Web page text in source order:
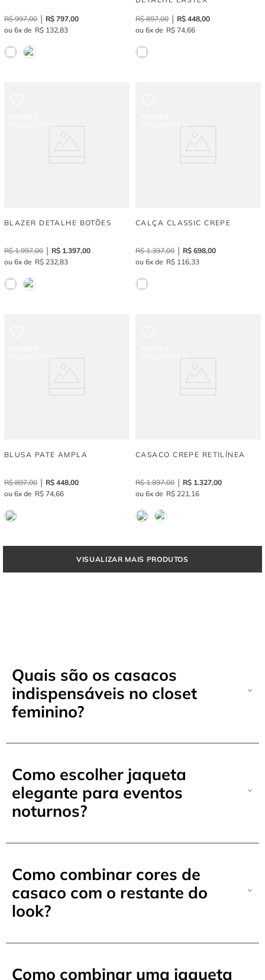
R$ 997,00 R$ 797,00
6
R$ 132,83
R$ 897,00 R$ 448,00
6
R$ 74,66
BLAZER DETALHE BOTÕES
R$ 1.997,00 R$ 1.397,00
6
R$ 232,83
CALÇA CLASSIC CREPE
R$ 1.397,00 R$ 698,00
6
R$ 116,33
BLUSA PATE AMPLA
R$ 897,00 R$ 448,00
6
R$ 74,66
CASACO CREPE RETILÍNEA
R$ 1.897,00 R$ 1.327,00
6
R$ 221,16
Quais são os casacos
indispensáveis no closet
feminino?
Como escolher jaqueta
elegante para eventos
noturnos?
Como combinar cores de
casaco com o restante do
look?
Como combinar uma jaqueta